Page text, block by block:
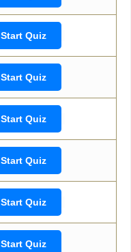
Start Quiz
Start Quiz
Start Quiz
Start Quiz
Start Quiz
Start Quiz